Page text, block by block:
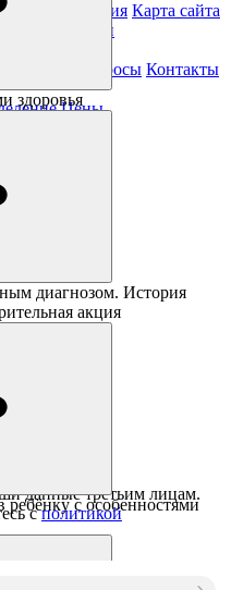
здоровья
диагнозом. История
акция
ребёнку с особенностями
информация Карта сайта
из налоговой
Частые вопросы Контакты
Цены
данные третьим лицам.
сполитикой